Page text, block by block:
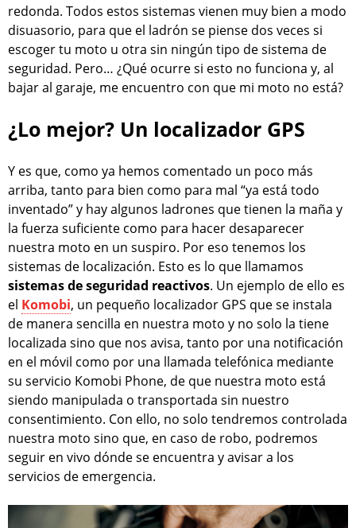
redonda. Todos estos sistemas vienen muy bien a modo
disuasorio, para que el ladrón se piense dos veces si
escoger tu moto u otra sin ningún tipo de sistema de
seguridad. Pero… ¿Qué ocurre si esto no funciona y, al
bajar al garaje, me encuentro con que mi moto no está?
¿Lo mejor? Un localizador GPS
Y es que, como ya hemos comentado un poco más
arriba, tanto para bien como para mal “ya está todo
inventado” y hay algunos ladrones que tienen la maña y
la fuerza suficiente como para hacer desaparecer
nuestra moto en un suspiro. Por eso tenemos los
sistemas de localización. Esto es lo que llamamos
sistemas de seguridad reactivos. Un ejemplo de ello es
el Komobi, un pequeño localizador GPS que se instala
de manera sencilla en nuestra moto y no solo la tiene
localizada sino que nos avisa, tanto por una notificación
en el móvil como por una llamada telefónica mediante
su servicio Komobi Phone, de que nuestra moto está
siendo manipulada o transportada sin nuestro
consentimiento. Con ello, no solo tendremos controlada
nuestra moto sino que, en caso de robo, podremos
seguir en vivo dónde se encuentra y avisar a los
servicios de emergencia.